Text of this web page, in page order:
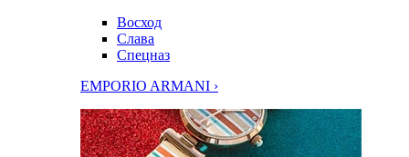
Восход
Слава
Спецназ
EMPORIO ARMANI ›